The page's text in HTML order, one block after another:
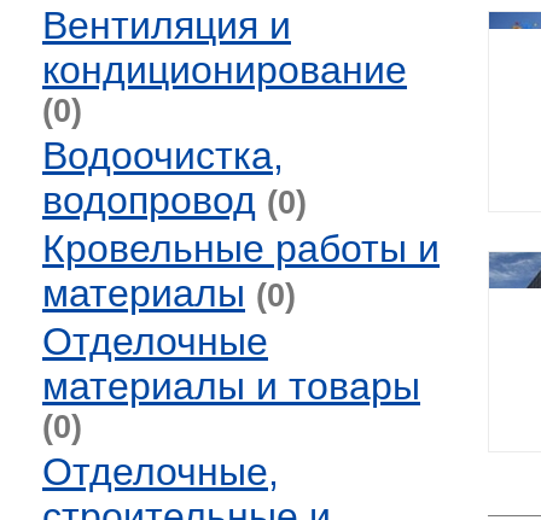
Вентиляция и
кондиционирование
(0)
Водоочистка,
водопровод (0)
Кровельные работы и
материалы (0)
Отделочные
материалы и товары
(0)
Отделочные,